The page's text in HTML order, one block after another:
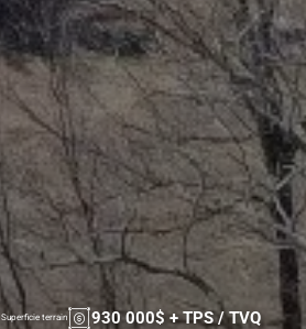
Superficie terrain 930 000$ + TPS / TVQ
!